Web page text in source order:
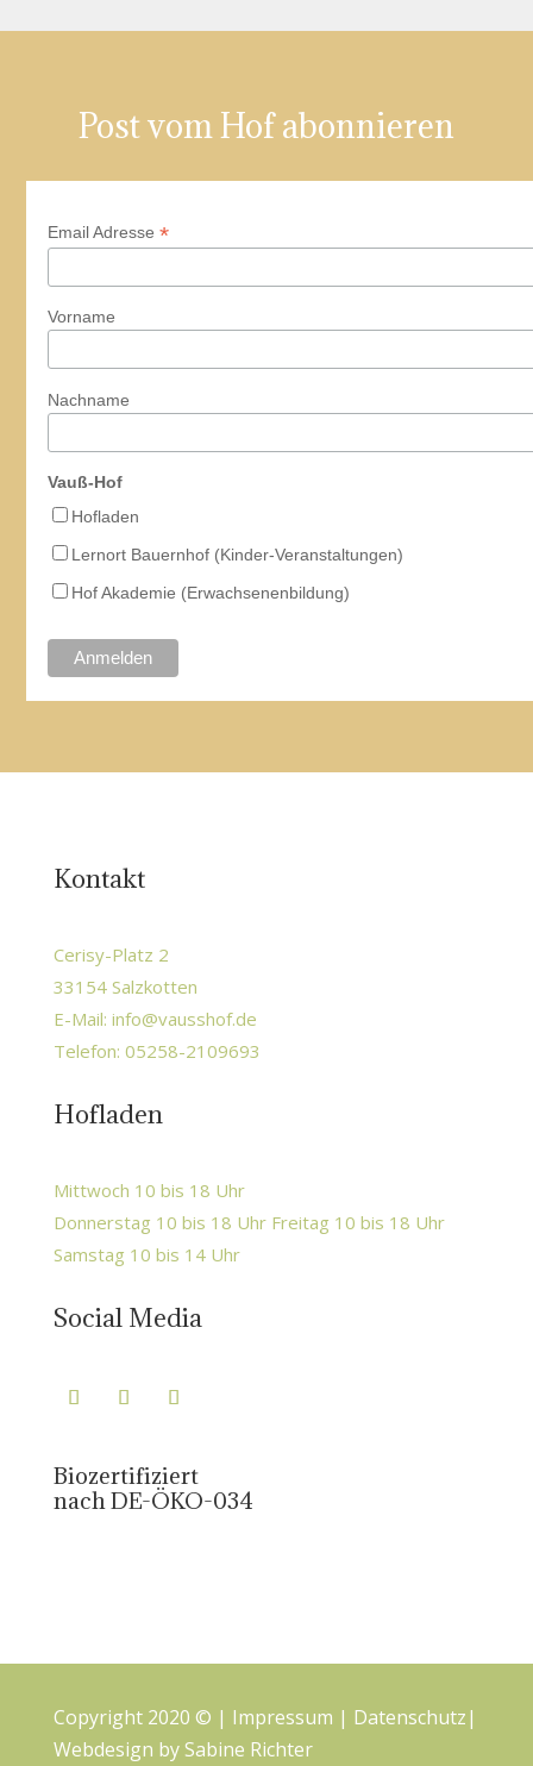
Post vom Hof abonnieren
Email Adresse*
Vorname
Nachname
Vauß-Hof
Hofladen
Lernort Bauernhof (Kinder-Veranstaltungen)
Hof Akademie (Erwachsenenbildung)
Kontakt
Cerisy-Platz 2
33154 Salzkotten
E-Mail: info@vausshof.de
Telefon: 05258-2109693
Hofladen
Mittwoch 10 bis 18 Uhr
Donnerstag 10 bis 18 Uhr Freitag 10 bis 18 Uhr
Samstag 10 bis 14 Uhr
Social Media
Biozertifiziert
nach DE-ÖKO-034
Copyright 2020 © | Impressum | Datenschutz|
Webdesign bySabine Richter